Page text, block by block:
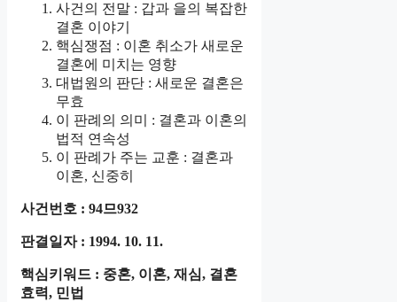
사건의 전말 : 갑과 을의 복잡한
결혼 이야기
핵심쟁점 : 이혼 취소가 새로운
결혼에 미치는 영향
대법원의 판단 : 새로운 결혼은
무효
이 판례의 의미 : 결혼과 이혼의
법적 연속성
이 판례가 주는 교훈 : 결혼과
이혼, 신중히
사건번호 : 94므932
판결일자 : 1994. 10. 11.
핵심키워드 : 중혼, 이혼, 재심, 결혼
효력, 민법